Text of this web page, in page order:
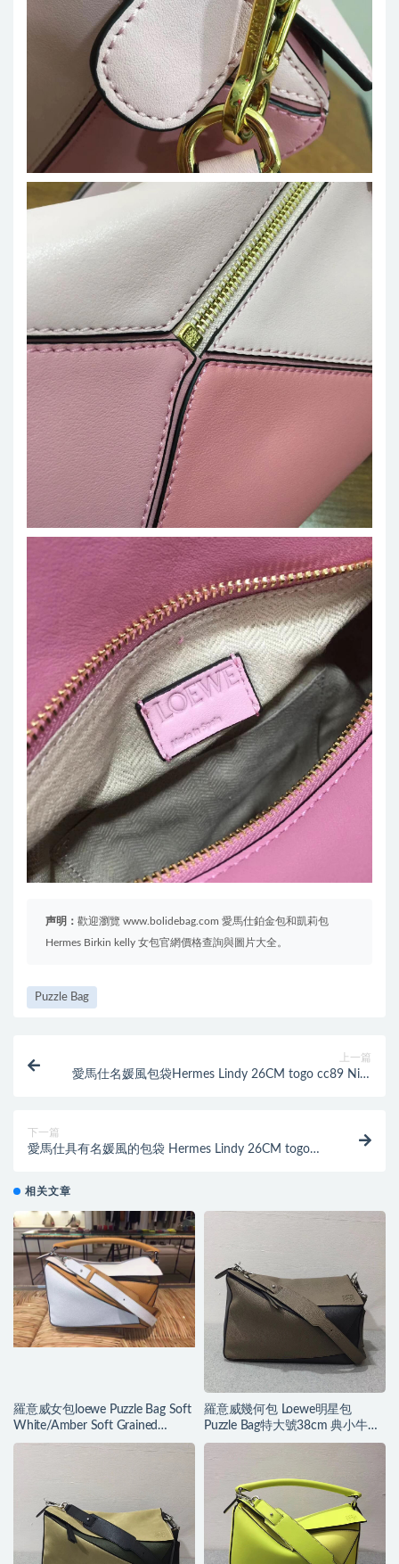
声明： 歡迎瀏覽 www.bolidebag.com 愛馬仕鉑金包和凱莉包
Hermes Birkin kelly 女包官網價格查詢與圖片大全。
Puzzle Bag
上一篇
愛馬仕名媛風包袋Hermes Lindy 26CM togo cc89 Nior
下一篇
愛馬仕具有名媛風的包袋 Hermes Lindy 26CM togo
相关文章
羅意威女包loewe Puzzle Bag Soft
White/Amber Soft Grained
Calf/Classic Ca
羅意威幾何包 Loewe明星包
Puzzle Bag特大號38cm 典小牛皮
精制而成